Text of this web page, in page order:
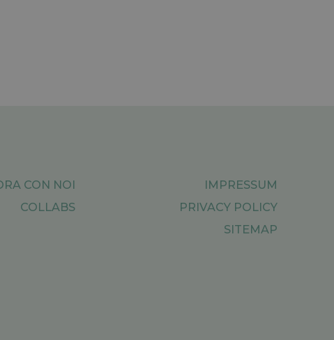
CON NOI
COLLABS
IMPRESSUM
PRIVACY POLICY
SITEMAP